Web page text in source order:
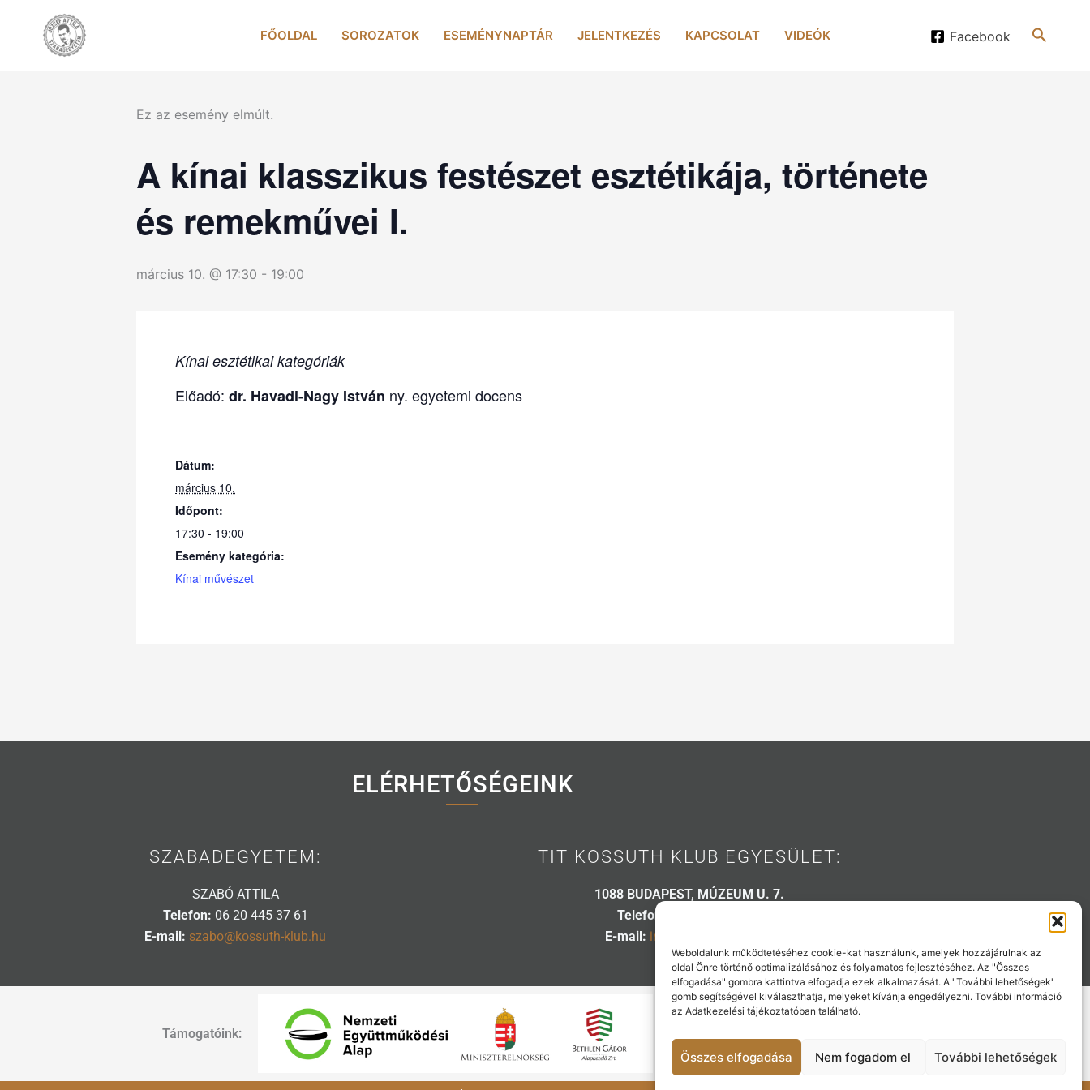
Weboldalunk működtetéséhez cookie-kat használunk, amelyek hozzájárulnak az
oldal Önre történő optimalizálásához és folyamatos fejlesztéséhez. Az "Összes
elfogadása" gombra kattintva elfogadja ezek alkalmazását. A "További lehetőségek"
gomb segítségével kiválaszthatja, melyeket kívánja engedélyezni. További információ
az Adatkezelési tájékoztatóban található.
Összes elfogadása Nem fogadom el További lehetőségek
FŐOLDAL SOROZATOK ESEMÉNYNAPTÁR JELENTKEZÉS KAPCSOLAT VIDEÓK Facebook Search
Ez az esemény elmúlt.
A kínai klasszikus festészet esztétikája, története
és remekművei I.
március 10. @ 17:30 - 19:00
Kínai esztétikai kategóriák
Előadó: dr. Havadi-Nagy István ny. egyetemi docens
Dátum:
március 10.
Időpont:
17:30 - 19:00
Esemény kategória:
Kínai művészet
ELÉRHETŐSÉGEINK
SZABADEGYETEM:
SZABÓ ATTILA
Telefon: 06 20 445 37 61
E-mail: szabo@kossuth-klub.hu
TIT KOSSUTH KLUB EGYESÜLET:
1088 BUDAPEST, MÚZEUM U. 7.
Telefon:
E-mail: info@kossuth-klub.hu
Támogatóink: